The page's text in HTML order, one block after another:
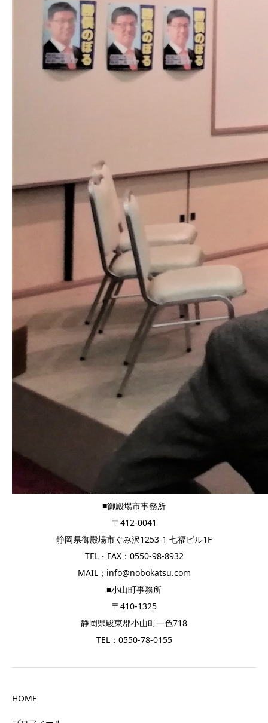
■御殿場市事務所
〒412-0041
静岡県御殿場市ぐみ沢1253-1 七福ビル1F
TEL・FAX：0550-98-8932
MAIL；info@nobokatsu.com
■小山町事務所
〒410-1325
静岡県駿東郡小山町一色718
TEL：0550-78-0155
HOME